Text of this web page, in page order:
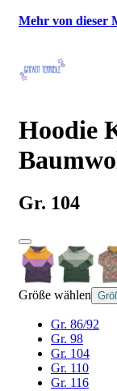
Mehr von dieser
Hoodie
Gr. 104
Größe wählen
Gr. 86/92
Gr. 98
Gr. 104
Gr. 110
Gr. 116